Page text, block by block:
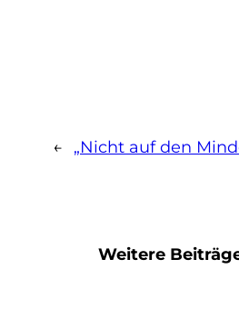
← „Nicht auf den
Weitere